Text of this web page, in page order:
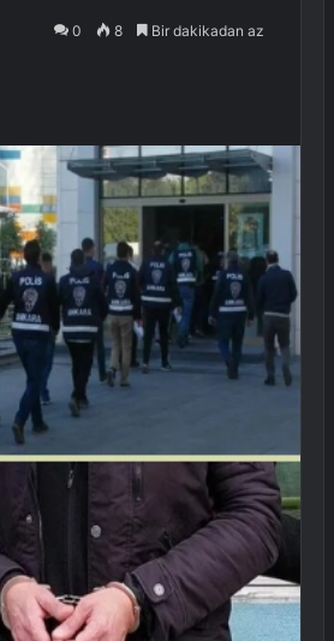
0 8 Bir dakikadan az